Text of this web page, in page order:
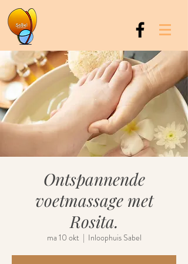
Ontspannende
voetmassage met
Rosita.
ma 10 okt
  |
Inloophuis Sabel